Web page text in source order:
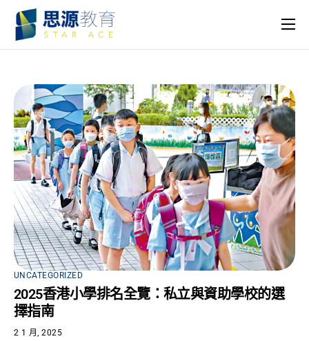
主頁
名師團隊
思源專欄
關於我們
UNCATEGORIZED
2025香港小學排名全覽：私立與資助學校的選
擇指南
2 1 月, 2025